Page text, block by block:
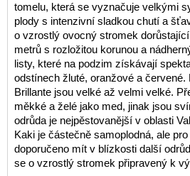
tomelu, která se vyznačuje velkými
plody s intenzivní sladkou chutí a
o vzrostlý ovocný stromek
metrů s rozložitou korunou a
listy, které na podzim získávají
odstínech žluté, oranžové a červené.
Brillante jsou velké až velmi velké.
měkké a želé jako med, jinak jsou
odrůda je nejpěstovanější v oblasti
Kaki je částečně samoplodná, ale
doporučeno mít v blízkosti další
se o vzrostlý stromek připravený k